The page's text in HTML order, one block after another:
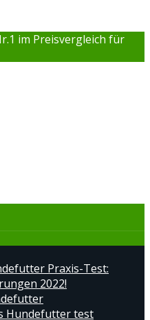
im Preisvergleich für
Praxis-Test:
2022!
Hundefutter test